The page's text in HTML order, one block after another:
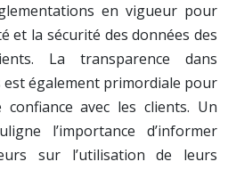
en vigueur pour
et la sécurité des données des
La transparence dans
est également primordiale pour
avec les clients. Un
l’importance d’informer
sur l’utilisation de leurs